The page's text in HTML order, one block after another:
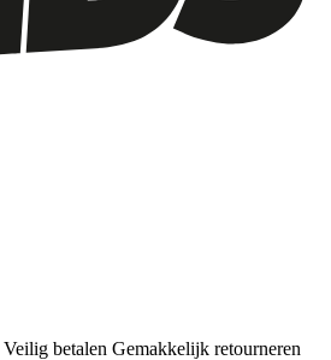
Veilig betalen Gemakkelijk retourneren